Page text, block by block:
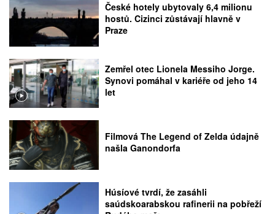
České hotely ubytovaly 6,4 milionu
hostů. Cizinci zůstávají hlavně v
Praze
Zemřel otec Lionela Messiho Jorge.
Synovi pomáhal v kariéře od jeho 14
let
Filmová The Legend of Zelda údajně
našla Ganondorfa
Húsíové tvrdí, že zasáhli
saúdskoarabskou rafinerii na pobřeží